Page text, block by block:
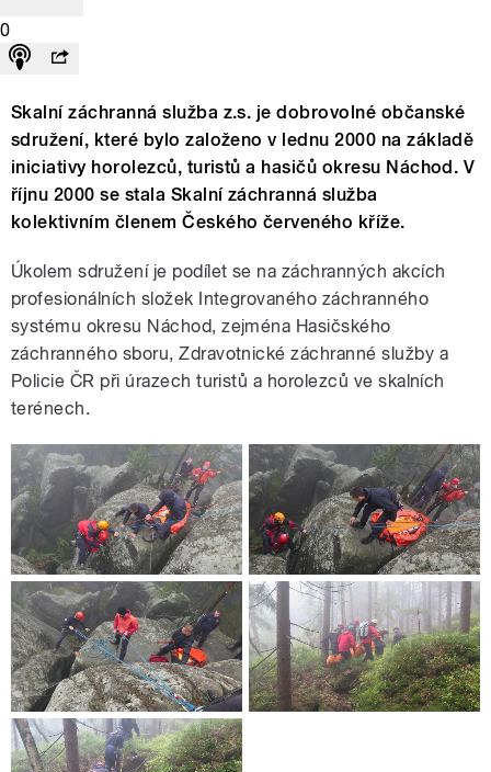
0
Skalní záchranná služba z.s. je dobrovolné občanské
sdružení, které bylo založeno v lednu 2000 na základě
iniciativy horolezců, turistů a hasičů okresu Náchod. V
říjnu 2000 se stala Skalní záchranná služba
kolektivním členem Českého červeného kříže.
Úkolem sdružení je podílet se na záchranných akcích
profesionálních složek Integrovaného záchranného
systému okresu Náchod, zejména Hasičského
záchranného sboru, Zdravotnické záchranné služby a
Policie ČR při úrazech turistů a horolezců ve skalních
terénech.